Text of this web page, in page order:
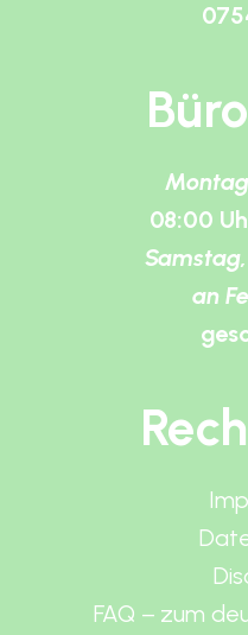
08:00
an
FAQ – zum